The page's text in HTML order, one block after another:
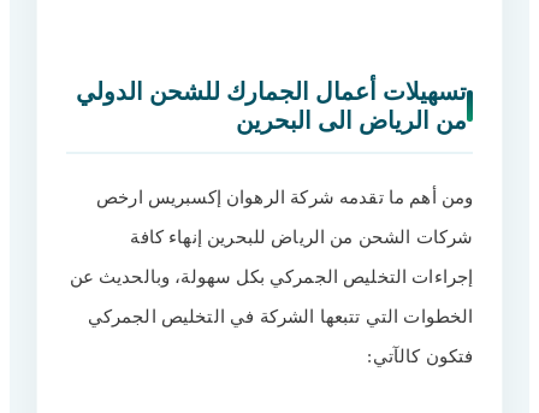
تسهيلات أعمال الجمارك للشحن الدولي
من الرياض الى البحرين
ومن أهم ما تقدمه شركة الرهوان إكسبريس ارخص
شركات الشحن من الرياض للبحرين إنهاء كافة
إجراءات التخليص الجمركي بكل سهولة، وبالحديث عن
الخطوات التي تتبعها الشركة في التخليص الجمركي
فتكون كالآتي: